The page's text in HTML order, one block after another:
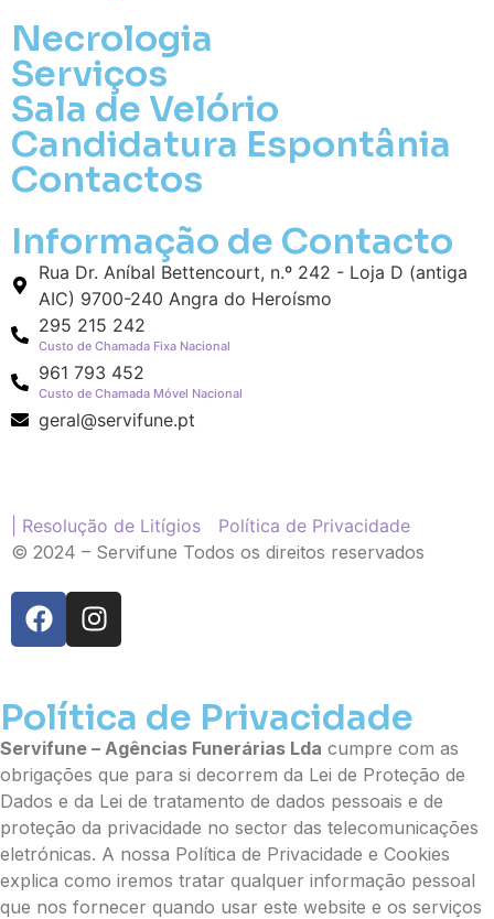
Necrologia
Serviços
Sala de Velório
Candidatura Espontânia
Contactos
Informação de Contacto
Rua Dr. Aníbal Bettencourt, n.º 242 - Loja D (antiga
AIC) 9700-240 Angra do Heroísmo
295 215 242
Custo de Chamada Fixa Nacional
961 793 452
Custo de Chamada Móvel Nacional
geral@servifune.pt
| Resolução de Litígios
Política de Privacidade
© 2024 – Servifune Todos os direitos reservados
Pague mais tarde
Envie Flores
Orlando Marcelo da Costa Lopes
Neste Formulário, você paga de imediato
com Paypal
O que deseja enviar?
Ramo de Flores
Palma
Ramo de Flores:
Opção 2 (€30)
Opção 4 (€40)
Opção 6 (€50)
Opção 7 (€55)
Opção 8 (€60)
Opção 9 (€65)
Palma:
Pequena (€85)
Média (€100)
Grande (€115)
Política de Privacidade
Servifune – Agências Funerárias Lda cumpre com as
obrigações que para si decorrem da Lei de Proteção de
Dados e da Lei de tratamento de dados pessoais e de
proteção da privacidade no sector das telecomunicações
eletrónicas. A nossa Política de Privacidade e Cookies
explica como iremos tratar qualquer informação pessoal
que nos fornecer quando usar este website e os serviços